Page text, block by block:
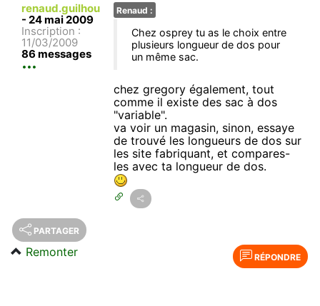
renaud.guilhou
- 24 mai 2009
Inscription :
11/03/2009
86 messages
Renaud :
Chez osprey tu as le choix entre
plusieurs longueur de dos pour
un même sac.
chez gregory également, tout
comme il existe des sac à dos
"variable".
va voir un magasin, sinon, essaye
de trouvé les longueurs de dos sur
les site fabriquant, et compares-
les avec ta longueur de dos.
PARTAGER
RÉPONDRE
Remonter